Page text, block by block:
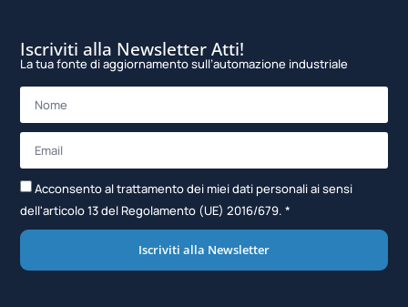
Iscriviti alla Newsletter Atti!
La tua fonte di aggiornamento sull’automazione industriale
Acconsento al trattamento dei miei dati personali ai sensi
dell'articolo 13 del Regolamento (UE) 2016/679. *
Iscriviti alla Newsletter